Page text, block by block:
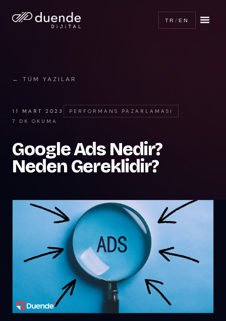
TR / EN
← TÜM YAZILAR
11 MART 2023 PERFORMANS PAZARLAMASI
·
7 DK OKUMA
Google Ads Nedir?
Neden Gereklidir?